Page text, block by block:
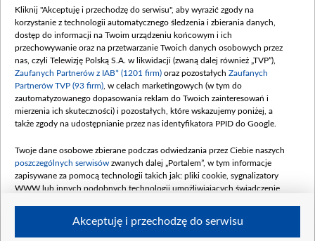
Procedura zgłoszeń wewnętrznych
Kliknij "Akceptuję i przechodzę do serwisu", aby wyrazić zgody na
korzystanie z technologii automatycznego śledzenia i zbierania danych,
dostęp do informacji na Twoim urządzeniu końcowym i ich
przechowywanie oraz na przetwarzanie Twoich danych osobowych przez
nas, czyli Telewizję Polską S.A. w likwidacji (zwaną dalej również „TVP”),
Zaufanych Partnerów z IAB* (1201 firm) oraz pozostałych Zaufanych
Partnerów TVP (93 firm) , w celach marketingowych (w tym do
zautomatyzowanego dopasowania reklam do Twoich zainteresowań i
mierzenia ich skuteczności) i pozostałych, które wskazujemy poniżej, a
także zgody na udostępnianie przez nas identyfikatora PPID do Google.
Twoje dane osobowe zbierane podczas odwiedzania przez Ciebie naszych
poszczególnych serwisów zwanych dalej „Portalem”, w tym informacje
zapisywane za pomocą technologii takich jak: pliki cookie, sygnalizatory
WWW lub innych podobnych technologii umożliwiających świadczenie
Akceptuję i przechodzę do serwisu